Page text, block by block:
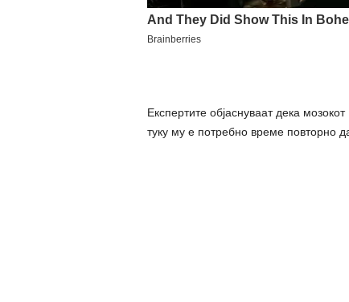
Експертите објаснуваат дека
туку му е потребно време повторно